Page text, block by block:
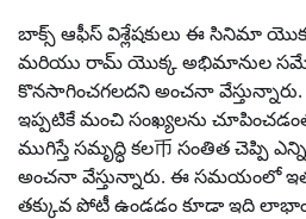
బాక్స్ ఆఫీస్ విశ్లేషకులు ఈ సినిమా యొక్క
మరియు రామ్ యొక్క అభిమానుల
కొనసాగించగలదని అంచనా వేస్తున్నారు.
ఇప్పటికే మంచి సంఖ్యలను
ముగిస్తే సమృద్ధి కల币 సంతిత చెప్పి
అంచనా వేస్తున్నారు. ఈ సమయంలో
తక్కువ పోటీ ఉండడం కూడా ఇది